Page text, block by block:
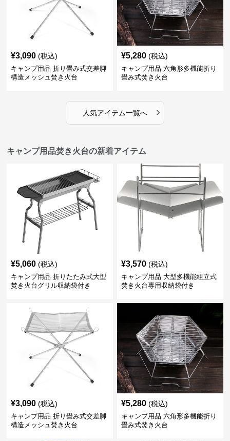
¥3,090 (税込)
キャンプ用品 折り畳み式交差脚
構造メッシュ焚き火台
¥5,280 (税込)
キャンプ用品 六角形多機能折り
畳み式焚き火台
人気アイテム一覧へ ›
キャンプ用品焚き火台の新着アイテム
¥5,060 (税込)
キャンプ用品 折りたたみ式大型
焚き火台グリル収納袋付き
¥3,570 (税込)
キャンプ用品 大型多機能組立式
焚き火台専用収納袋付き
¥3,090 (税込)
キャンプ用品 折り畳み式交差脚
構造メッシュ焚き火台
¥5,280 (税込)
キャンプ用品 六角形多機能折り
畳み式焚き火台